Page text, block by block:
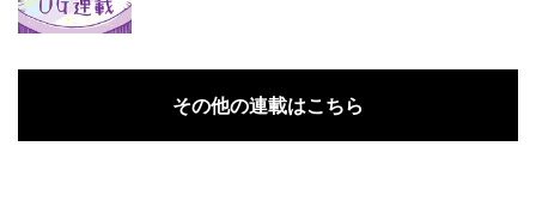
その他の連載はこちら